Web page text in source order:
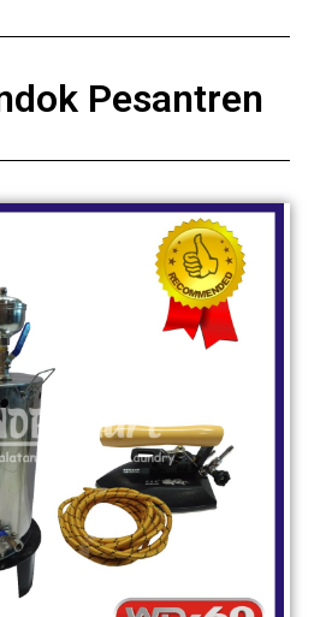
Pesantren